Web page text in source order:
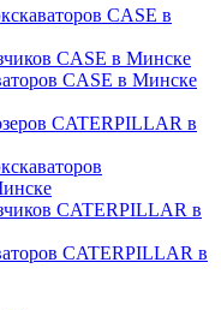
CASE в
CASE в Минске
CASE в Минске
CATERPILLAR в
CATERPILLAR в
CATERPILLAR в